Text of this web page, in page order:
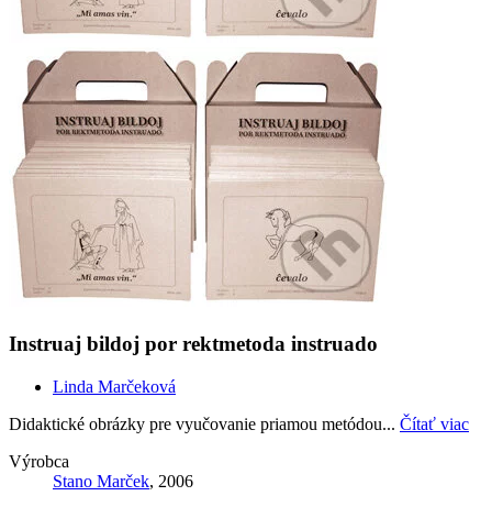
Instruaj bildoj por rektmetoda instruado
Linda Marčeková
Didaktické obrázky pre vyučovanie priamou metódou... Čítať viac
Výrobca
Stano Marček, 2006